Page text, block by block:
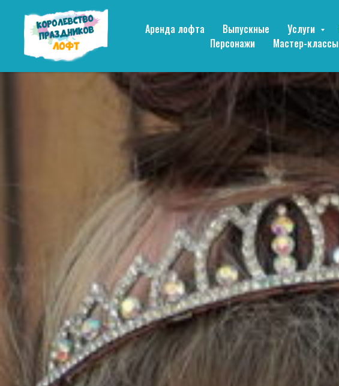
Аренда лофта Выпускные Услуги
Персонажи
Мастер-классы